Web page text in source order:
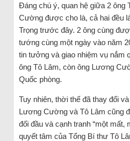
Đáng chú ý, quan hệ giữa 2 ông
Cường được cho là, cả hai đều
Trọng trước đây. 2 ông cùng
tướng cùng một ngày vào năm
tin tưởng và giao nhiệm vụ nắm
ông Tô Lâm, còn ông Lương
Quốc phòng.
Tuy nhiên, thời thế đã thay đổi
Lương Cường và Tô Lâm cũng
đối đầu và cạnh tranh “một mất,
quyết tâm của Tổng Bí thư Tô